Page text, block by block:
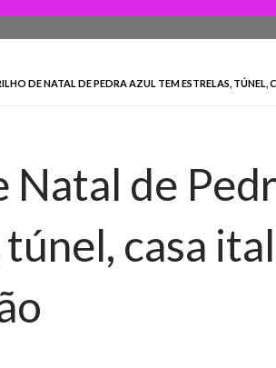
DE NATAL DE PEDRA AZUL TEM ESTRELAS,
Natal de
casa